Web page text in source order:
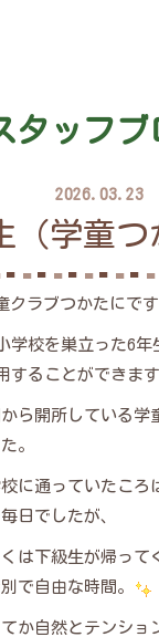
タッフブ
2026.03.23
（学童つ
クラブつかたにです
学校を巣立った6年
することができます
ら開所している学
。
に通っていたころ
日でしたが、
は下級生が帰って
で自由な時間。
か自然とテンショ